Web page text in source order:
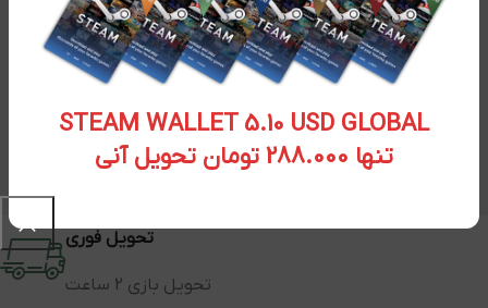
STEAM WALLET 5.10 USD GLOBAL
تنها 288.000 تومان تحویل آنی
تحویل فوری
تحویل بازی 2 ساعت